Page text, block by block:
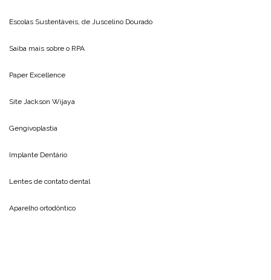
Escolas Sustentáveis, de Juscelino Dourado
Saiba mais sobre o RPA
Paper Excellence
Site Jackson Wijaya
Gengivoplastia
Implante Dentário
Lentes de contato dental
Aparelho ortodôntico